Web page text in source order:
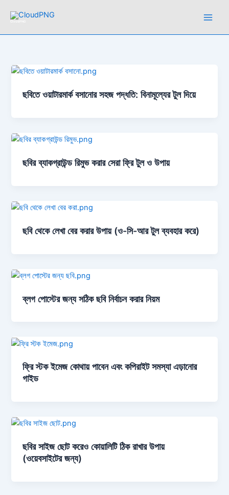
ছবিতে ওয়াটারমার্ক বসানোর সহজ পদ্ধতি: বিনামূল্যের টুল দিয়ে
ছবির ব্যাকগ্রাউন্ড রিমুভ করার সেরা ফ্রি টুল ও উপায়
ছবি থেকে লেখা বের করার উপায় (ও-সি-আর টুল ব্যবহার করে)
ব্লগ পোস্টের জন্য সঠিক ছবি নির্বাচন করার নিয়ম
ফ্রি স্টক ইমেজ কোথায় পাবেন এবং কপিরাইট সমস্যা এড়ানোর
গাইড
ছবির সাইজ ছোট করেও কোয়ালিটি ঠিক রাখার উপায়
(ওয়েবসাইটের জন্য)